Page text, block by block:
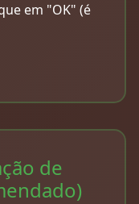
em "OK" (é
de